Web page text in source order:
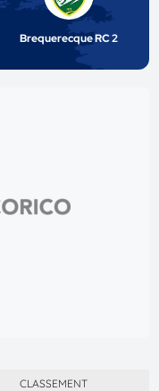
Brequerecque RC 2
CLASSEMENT